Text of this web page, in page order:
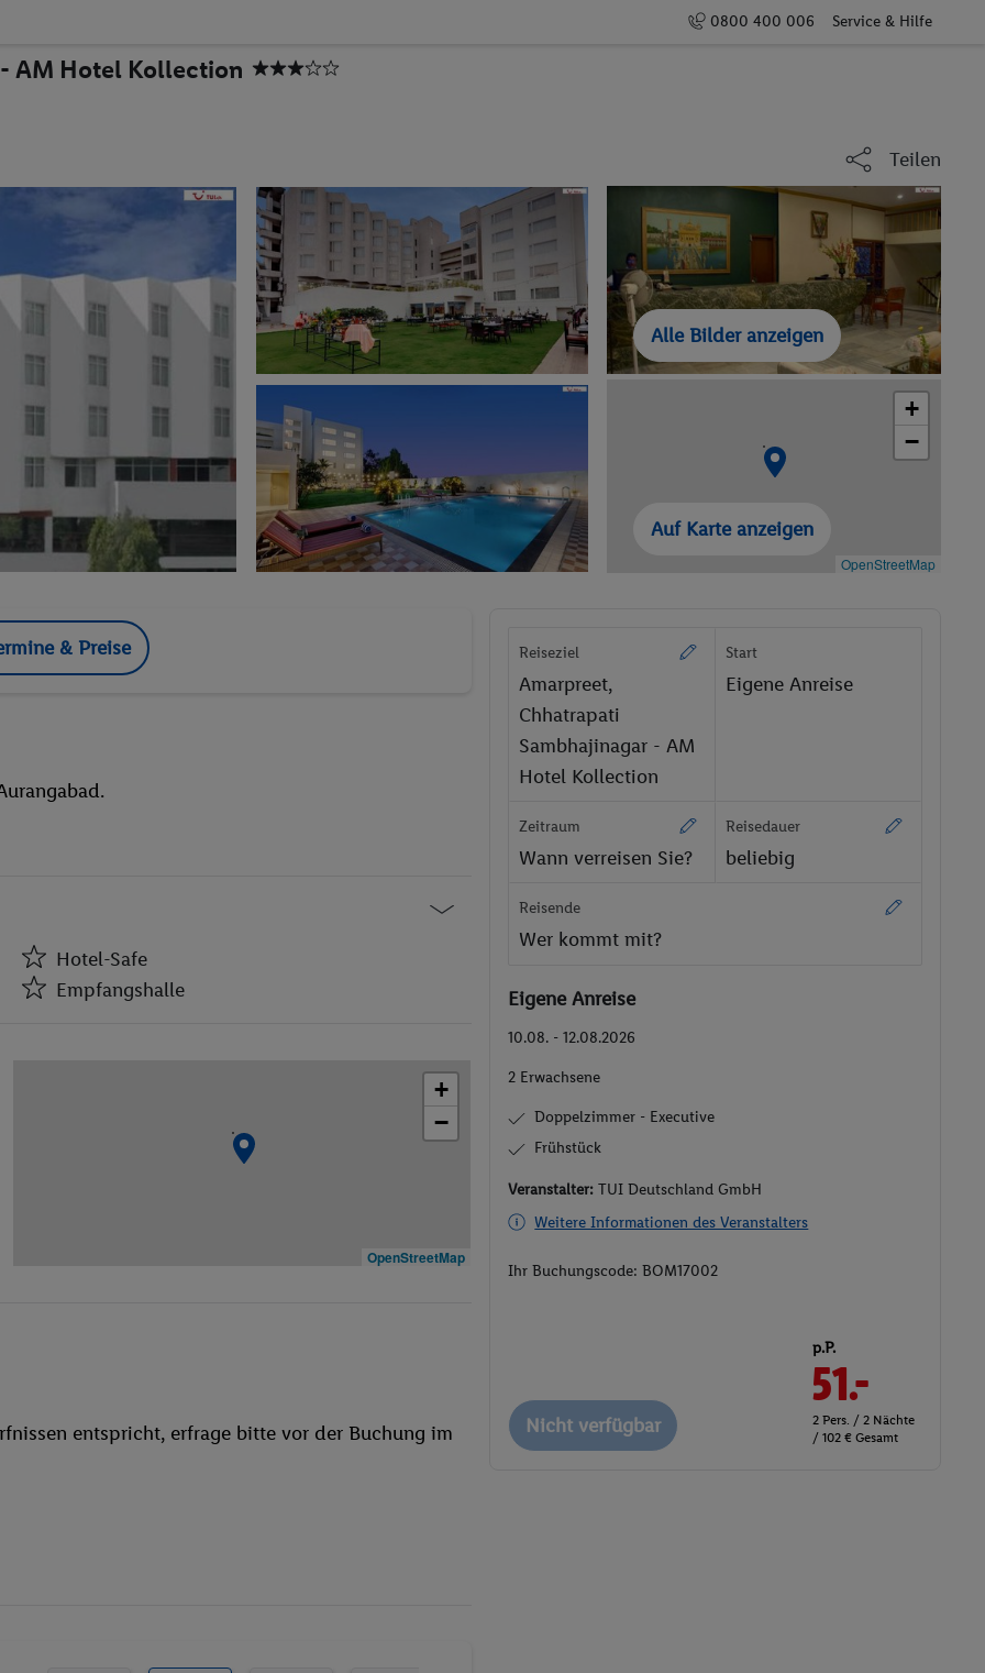
0800 400 006 Service & Hilfe
AM Hotel Kollection
Teilen
Alle Bilder anzeigen
+
−
OpenStreetMap
Auf Karte anzeigen
& Preise
Hotel-Safe
Empfangshalle
Liegestühle
+
−
OpenStreetMap
entspricht, erfrage bitte vor der Buchung im
Reiseziel
Amarpreet,
Chhatrapati
Sambhajinagar - AM
Hotel Kollection
Start
Eigene Anreise
Zeitraum
Wann verreisen Sie?
Reisedauer
beliebig
Reisende
Wer kommt mit?
Eigene Anreise
10.08. - 12.08.2026
2 Erwachsene
Doppelzimmer - Executive
Frühstück
Veranstalter:TUI Deutschland GmbH
Weitere Informationen des Veranstalters
Ihr Buchungscode:BOM17002
Nicht verfügbar
p.P.
51.-
2 Pers. / 2 Nächte
/ 102 € Gesamt